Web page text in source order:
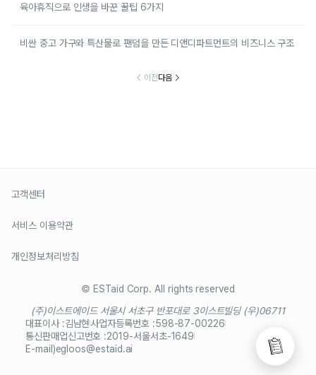
육아휴직으로 인생을 바꾼 꿀팁 6가지
비싼 중고 가구와 특산물로 팬덤을 만든 디앤디파트먼트의 비즈니스 구조
이전다음
고객센터
서비스 이용약관
개인정보처리방침
© ESTaid Corp. All rights reserved
(주)이스트에이드 서울시 서초구 반포대로 3이스트빌딩 (우)06711
대표이사 :김남현사업자등록번호 :598-87-00226
통신판매업신고번호 :2019-서울서초-1649
E-mail)egloos@estaid.ai